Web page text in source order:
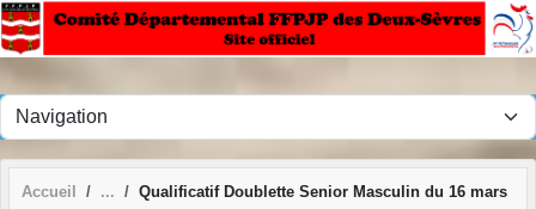
Accueil Qualificatif Doublette Senior Masculin du 16 mars
Panneau de gestion des cookies